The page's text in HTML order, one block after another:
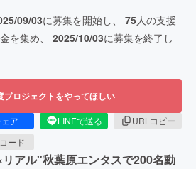
09/03に募集を開始し、 75人の支援
を集め、 2025/10/03に募集を終了し
プロジェクトをやってほしい
ア LINEで送る
URLコピー
ード
アル"秋葉原エンタスで200名動